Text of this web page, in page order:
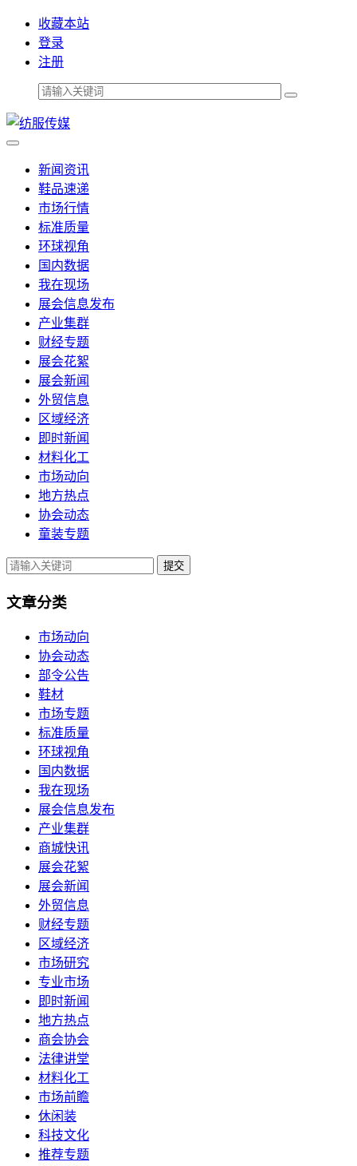
收藏本站
登录
注册
新闻资讯
鞋品速递
市场行情
标准质量
环球视角
国内数据
我在现场
展会信息发布
产业集群
财经专题
展会花絮
展会新闻
外贸信息
区域经济
即时新闻
材料化工
市场动向
地方热点
协会动态
童装专题
提交
文章分类
市场动向
协会动态
部令公告
鞋材
市场专题
标准质量
环球视角
国内数据
我在现场
展会信息发布
产业集群
商城快讯
展会花絮
展会新闻
外贸信息
财经专题
区域经济
市场研究
专业市场
即时新闻
地方热点
商会协会
法律讲堂
材料化工
市场前瞻
休闲装
科技文化
推荐专题